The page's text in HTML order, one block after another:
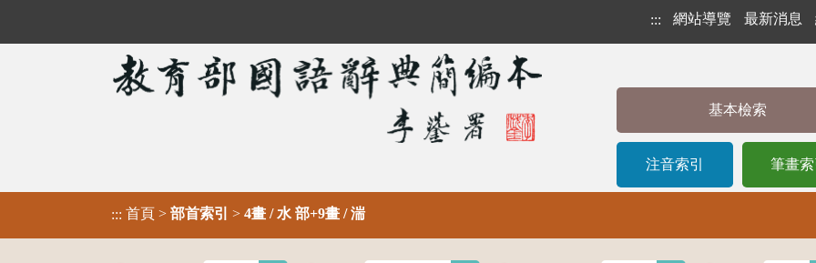
::: 網站導覽 最新消息
基本檢索
注音索引 筆畫索
::: 首頁 > 部首索引 > 4畫 / 水 部+9畫 / 湍